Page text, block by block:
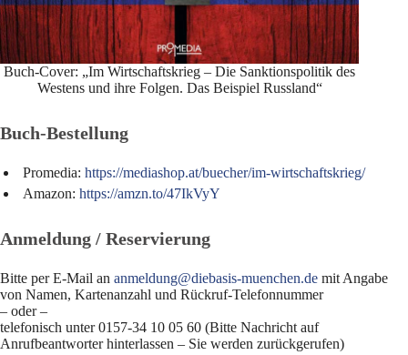
Buch-Cover: „Im Wirtschaftskrieg – Die Sanktionspolitik des
Westens und ihre Folgen. Das Beispiel Russland“
Buch-Bestellung
Promedia: https://mediashop.at/buecher/im-wirtschaftskrieg/
Amazon: https://amzn.to/47IkVyY
Anmeldung / Reservierung
Bitte per E-Mail an anmeldung@diebasis-muenchen.de mit Angabe
von Namen, Kartenanzahl und Rückruf-Telefonnummer
– oder –
telefonisch unter 0157-34 10 05 60 (Bitte Nachricht auf
Anrufbeantworter hinterlassen – Sie werden zurückgerufen)